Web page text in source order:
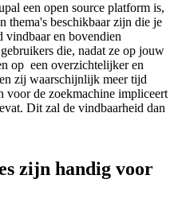
een open source platform is,
thema's beschikbaar zijn die je
vindbaar en bovendien
die, nadat ze op jouw
op een overzichtelijker en
zij waarschijnlijk meer tijd
voor de zoekmachine impliceert
Dit zal de vindbaarheid dan
zijn handig voor